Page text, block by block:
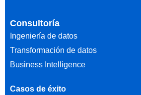
Consultoría
Ingeniería de datos
Transformación de datos
Business Intelligence
Casos de éxito